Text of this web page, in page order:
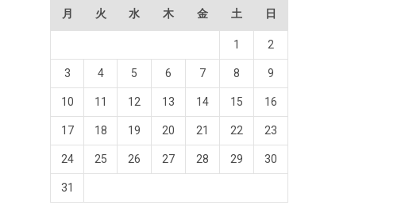
月 火 水 木 金 土 日
1 2
3 4 5 6 7 8 9
10 11 12 13 14 15 16
17 18 19 20 21 22 23
24 25 26 27 28 29 30
31